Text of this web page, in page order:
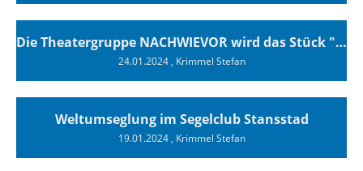
Die Theatergruppe NACHWIEVOR wird das Stück "Superyachten" vom 29.02. bis 09.03. sieben mal im Clubhaus des SCTs aufführen.
24.01.2024, Krimmel Stefan
Weltumseglung im Segelclub Stansstad
19.01.2024, Krimmel Stefan